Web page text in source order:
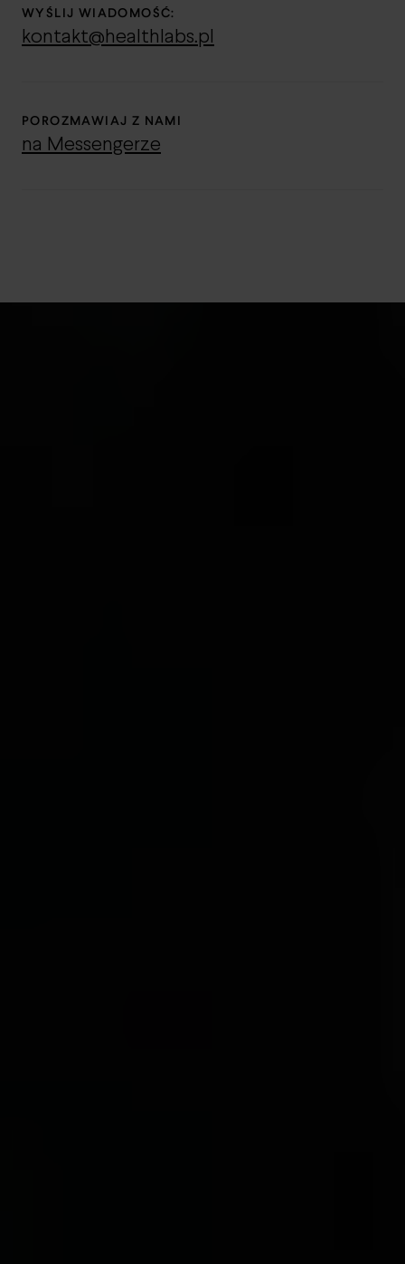
WYŚLIJ WIADOMOŚĆ:
kontakt@healthlabs.pl
POROZMAWIAJ Z NAMI
na Messengerze